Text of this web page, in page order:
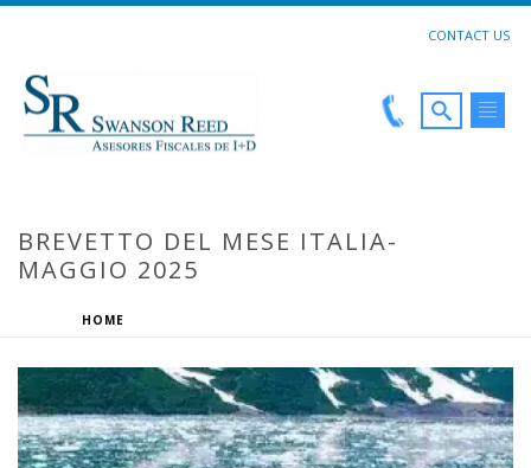
CONTACT US
BREVETTO DEL MESE ITALIA-
MAGGIO 2025
HOME